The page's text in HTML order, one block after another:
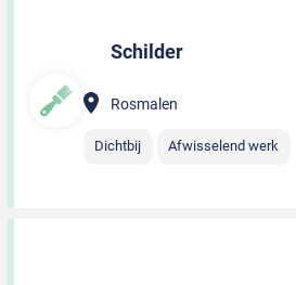
Schilder
Rosmalen
Dichtbij Afwisselend werk